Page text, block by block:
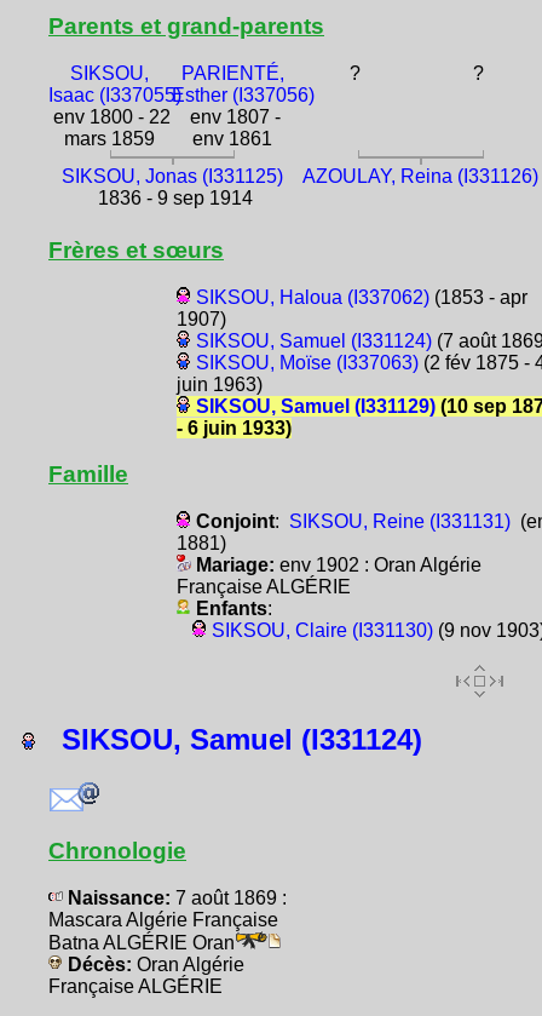
Parents et grand-parents
SIKSOU,
Isaac (I337055)
env 1800 - 22
mars 1859
PARIENTÉ,
Esther (I337056)
env 1807 -
env 1861
? ?
SIKSOU, Jonas (I331125)
1836 - 9 sep 1914
AZOULAY, Reina (I331126)
Frères et sœurs
SIKSOU, Haloua (I337062)(1853 - apr
1907)
SIKSOU, Samuel (I331124)(7 août
SIKSOU, Moïse (I337063)(2 fév 1875 -
juin 1963)
SIKSOU, Samuel (I331129)(10 sep
- 6 juin 1933)
Famille
Conjoint: SIKSOU, Reine (I331131)
1881)
Mariage: env 1902 : Oran Algérie
Française ALGÉRIE
Enfants:
SIKSOU, Claire (I331130)(9 nov
SIKSOU, Samuel (I331124)
Chronologie
Naissance: 7 août 1869 :
Mascara Algérie Française
Batna ALGÉRIE Oran
Décès: Oran Algérie
Française ALGÉRIE